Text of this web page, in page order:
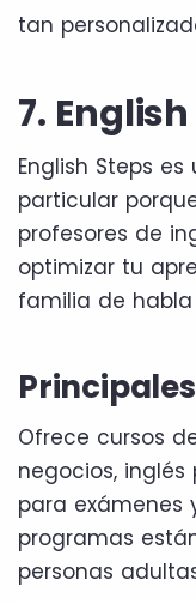
tan
7.
English Steps
particular
profesores de
optimizar tu
familia de habla
Ofrece cursos
negocios,
para exámenes
programas
personas